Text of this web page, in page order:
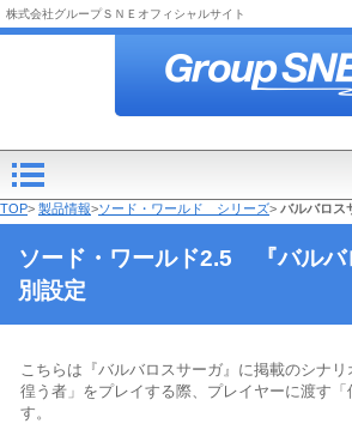
株式会社グループＳＮＥオフィシャルサイト
TOP> 製品情報>ソード・ワールド シリーズ> バルバロス
ソード・ワールド2.5 『バルバ
別設定
こちらは『バルバロスサーガ』に掲載のシナ
徨う者」をプレイする際、プレイヤーに渡す「
す。